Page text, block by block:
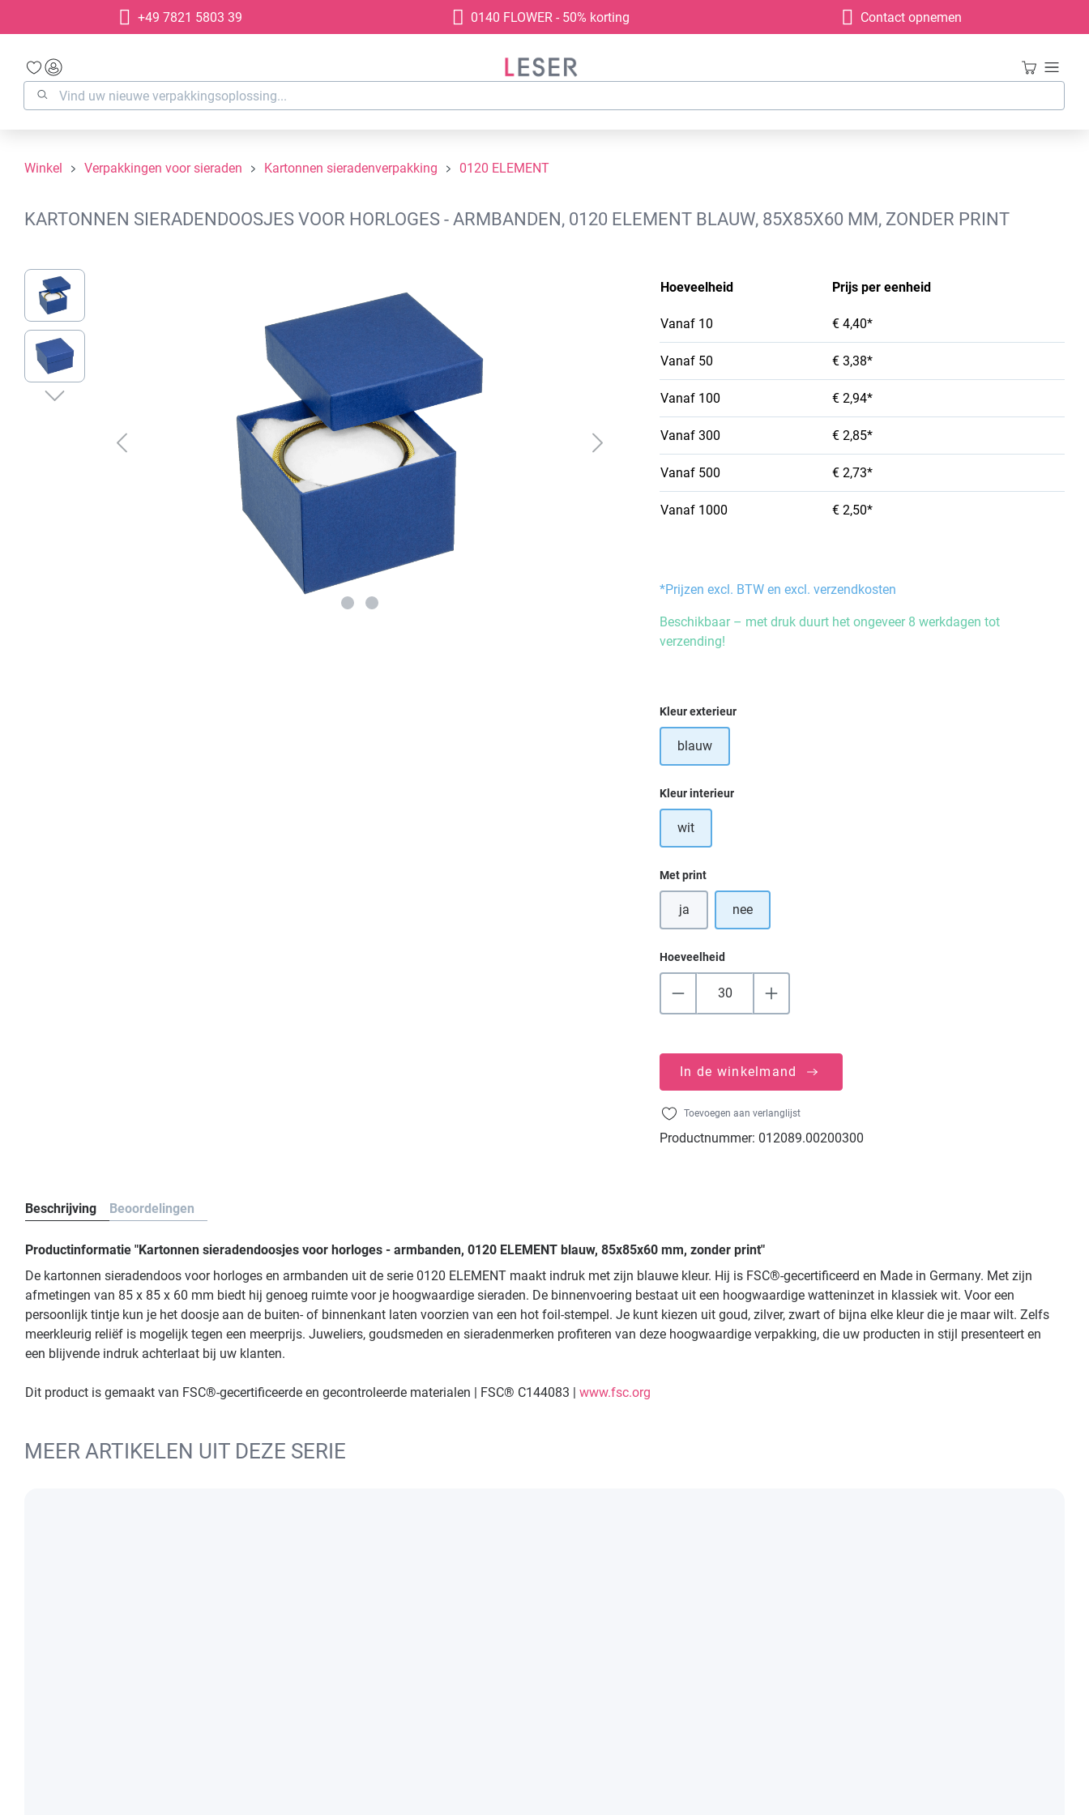
Ga naar de hoofdnavigatie
+49 7821 5803 39 0140 FLOWER - 50% korting Contact opnemen
Winkel Verpakkingen voor sieraden Kartonnen sieradenverpakking 0120 ELEMENT
KARTONNEN SIERADENDOOSJES VOOR HORLOGES - ARMBANDEN, 0120 ELEMENT BLAUW, 85X85X60 MM, ZONDER PRINT
Afbeeldingengalerij overslaan
Hoeveelheid Prijs per eenheid
Vanaf 10 € 4,40*
Vanaf 50 € 3,38*
Vanaf 100 € 2,94*
Vanaf 300 € 2,85*
Vanaf 500 € 2,73*
Vanaf 1000 € 2,50*
*Prijzen excl. BTW en excl. verzendkosten
Beschikbaar – met druk duurt het ongeveer 8 werkdagen tot
verzending!
Selecteer
Kleur exterieur
blauw
Selecteer
Kleur interieur
wit
Selecteer
Met print
ja nee
Hoeveelheid
In de winkelmand
Toevoegen aan verlanglijst
Productnummer: 012089.00200300
Beschrijving Beoordelingen
Productinformatie "Kartonnen sieradendoosjes voor horloges - armbanden, 0120 ELEMENT blauw, 85x85x60 mm, zonder print"
De kartonnen sieradendoos voor horloges en armbanden uit de serie 0120 ELEMENT maakt indruk met zijn blauwe kleur. Hij is FSC®-gecertificeerd en Made in Germany. Met zijn
afmetingen van 85 x 85 x 60 mm biedt hij genoeg ruimte voor je hoogwaardige sieraden. De binnenvoering bestaat uit een hoogwaardige watteninzet in klassiek wit. Voor een
persoonlijk tintje kun je het doosje aan de buiten- of binnenkant laten voorzien van een hot foil-stempel. Je kunt kiezen uit goud, zilver, zwart of bijna elke kleur die je maar wilt. Zelfs
meerkleurig reliëf is mogelijk tegen een meerprijs. Juweliers, goudsmeden en sieradenmerken profiteren van deze hoogwaardige verpakking, die uw producten in stijl presenteert en
een blijvende indruk achterlaat bij uw klanten.
Dit product is gemaakt van FSC®-gecertificeerde en gecontroleerde materialen | FSC® C144083 | www.fsc.org
MEER ARTIKELEN UIT DEZE SERIE